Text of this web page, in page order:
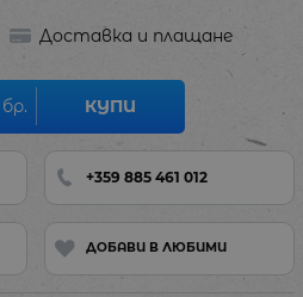
Доставка и плащане
бр. КУПИ
+359 885 461 012
ДОБАВИ В ЛЮБИМИ